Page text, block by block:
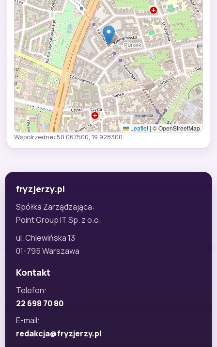
Leaflet |© OpenStreetMap
Wspolrzedne: 50.067500, 19.928300
fryzjerzy.pl
Spółka Zarządzająca:
Point Group IT Sp. z o.o.
ul. Chlewińska 13
01-795 Warszawa
Kontakt
Telefon:
22 698 70 80
E-mail:
redakcja@fryzjerzy.pl